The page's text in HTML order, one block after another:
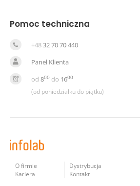
Pomoc techniczna
+4832 70 70 440
Panel Klienta
od 800 do 1600
(od poniedziałku do piątku)
O firmie
Kariera
Dystrybucja
Kontakt